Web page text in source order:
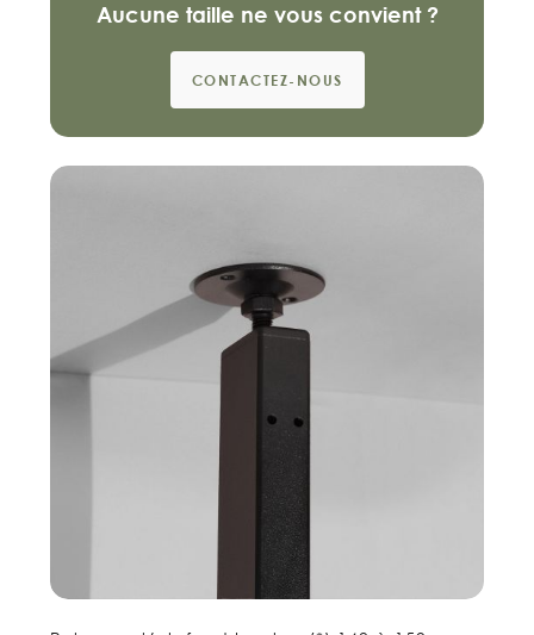
Aucune taille ne vous convient ?
CONTACTEZ-NOUS